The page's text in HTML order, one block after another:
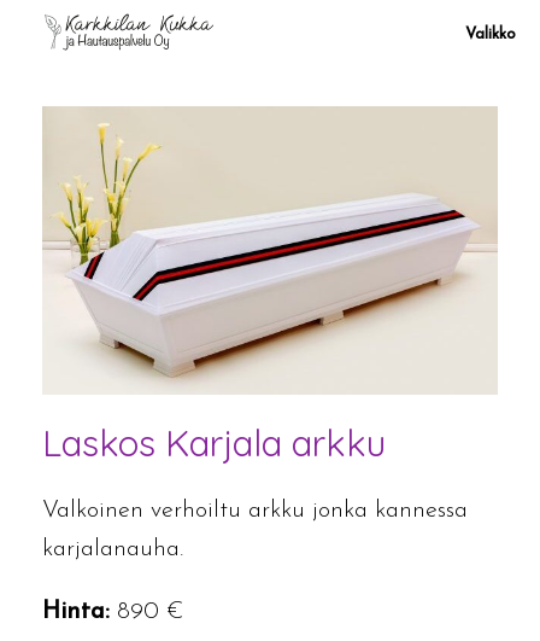
Valikko
Laskos Karjala arkku
Valkoinen verhoiltu arkku jonka kannessa
karjalanauha.
Hinta: 890 €